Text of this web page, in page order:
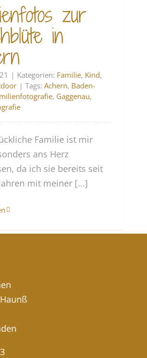
zur
in
| Kategorien: Familie, Kind,
| Tags:Achern, Baden-
, Gaggenau,
Familie ist mir
ans Herz
da ich sie bereits seit
mit meiner [...]